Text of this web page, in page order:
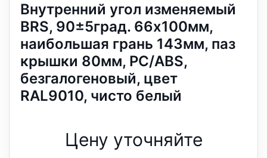
Внутренний угол изменяемый
BRS, 90±5град. 66х100мм,
наибoльшая грань 143мм, паз
крышки 80мм, PC/ABS,
безгалогеновый, цвет
RAL9010, чисто белый
Цену уточняйте